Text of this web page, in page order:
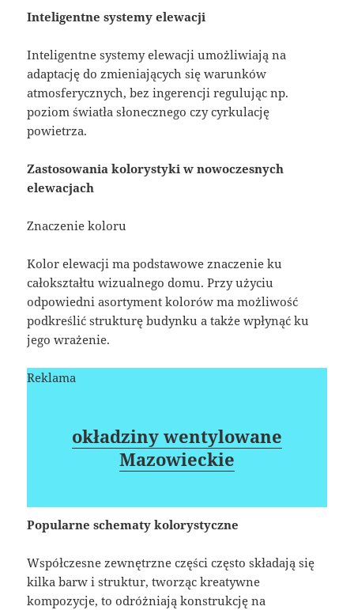
Inteligentne systemy elewacji
Inteligentne systemy elewacji umożliwiają na
adaptację do zmieniających się warunków
atmosferycznych, bez ingerencji regulując np.
poziom światła słonecznego czy cyrkulację
powietrza.
Zastosowania kolorystyki w nowoczesnych
elewacjach
Znaczenie koloru
Kolor elewacji ma podstawowe znaczenie ku
całokształtu wizualnego domu. Przy użyciu
odpowiedni asortyment kolorów ma możliwość
podkreślić strukturę budynku a także wpłynąć ku
jego wrażenie.
Reklama
okładziny wentylowane
Mazowieckie
Popularne schematy kolorystyczne
Współczesne zewnętrzne części często składają się
kilka barw i struktur, tworząc kreatywne
kompozycje, to odróżniają konstrukcję na